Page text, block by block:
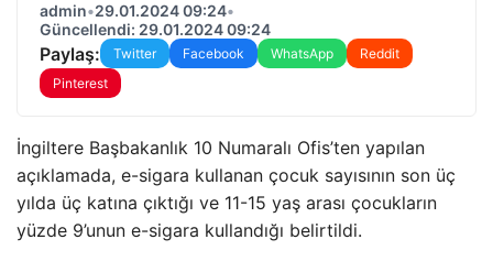
admin•29.01.2024 09:24•
Güncellendi: 29.01.2024 09:24
Paylaş: Twitter Facebook WhatsApp
Reddit
Pinterest
İngiltere Başbakanlık 10 Numaralı Ofis’ten yapılan
açıklamada, e-sigara kullanan çocuk sayısının son üç
yılda üç katına çıktığı ve 11-15 yaş arası çocukların
yüzde 9’unun e-sigara kullandığı belirtildi.